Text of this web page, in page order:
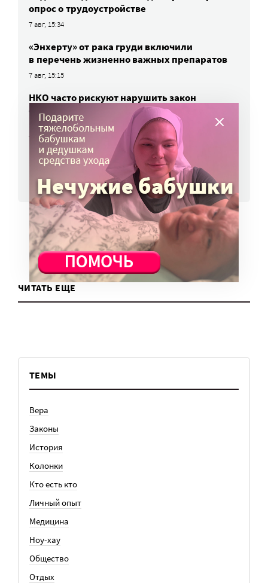
опрос о трудоустройстве
7 авг, 15:34
«Энхерту» от рака груди включили
в перечень жизненно важных препаратов
7 авг, 15:15
НКО часто рискуют нарушить закон
о персональных данных. Как этого
избежать?
7 авг, 13:13
ВСЕ НОВОСТИ
ЧИТАТЬ ЕЩЕ
ТЕМЫ
Вера
Законы
История
Колонки
Кто есть кто
Личный опыт
Медицина
Ноу-хау
Общество
Отдых